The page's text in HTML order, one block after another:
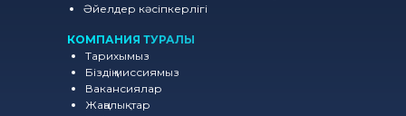
Әйелдер кәсіпкерлігі
КОМПАНИЯ ТУРАЛЫ
Тарихымыз
Біздің миссиямыз
Вакансиялар
Жаңалықтар